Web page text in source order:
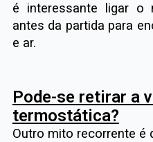
é interessante ligar o
antes da partida para
e ar.
Pode-se retirar a
termostática?
Outro mito recorrente é